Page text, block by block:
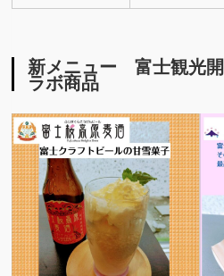
新メニュー 富士観光
ラボ商品